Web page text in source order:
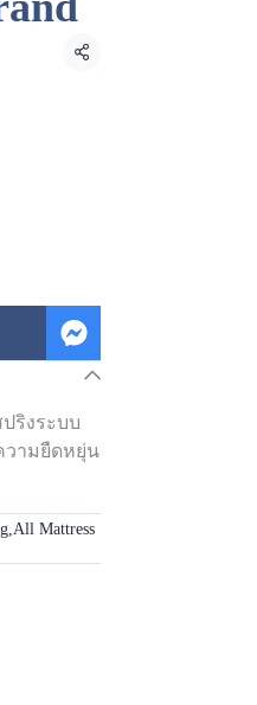
Share
ริงระบบ
วามยืดหยุ่น
,All Mattress